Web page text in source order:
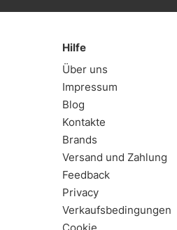
Hilfe
Über uns
Impressum
Blog
Kontakte
Brands
Versand und Zahlung
Feedback
Privacy
Verkaufsbedingungen